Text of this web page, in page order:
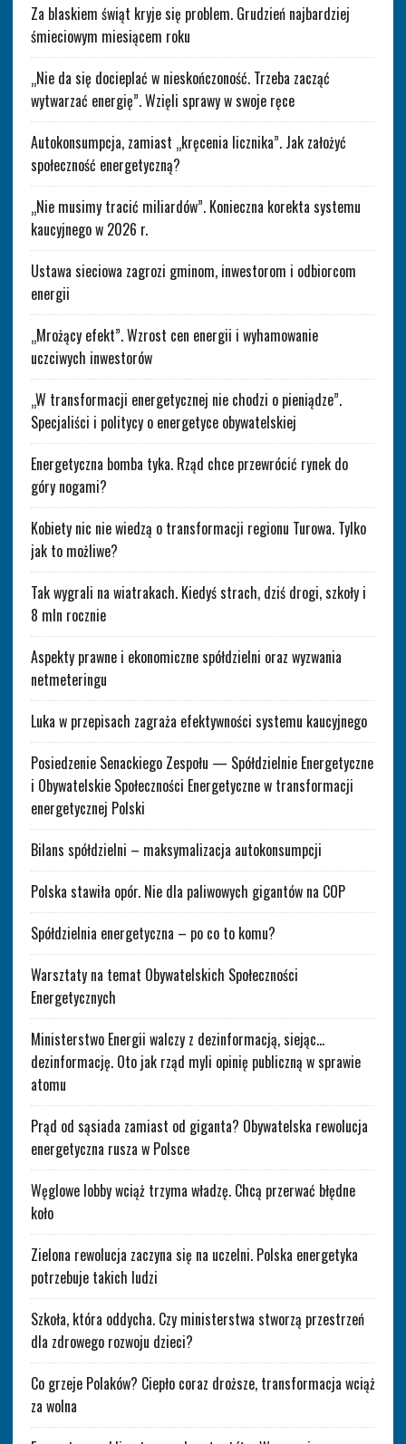
Za blaskiem świąt kryje się problem. Grudzień najbardziej
śmieciowym miesiącem roku
„Nie da się docieplać w nieskończoność. Trzeba zacząć
wytwarzać energię”. Wzięli sprawy w swoje ręce
Autokonsumpcja, zamiast „kręcenia licznika”. Jak założyć
społeczność energetyczną?
„Nie musimy tracić miliardów”. Konieczna korekta systemu
kaucyjnego w 2026 r.
Ustawa sieciowa zagrozi gminom, inwestorom i odbiorcom
energii
„Mrożący efekt”. Wzrost cen energii i wyhamowanie
uczciwych inwestorów
„W transformacji energetycznej nie chodzi o pieniądze”.
Specjaliści i politycy o energetyce obywatelskiej
Energetyczna bomba tyka. Rząd chce przewrócić rynek do
góry nogami?
Kobiety nic nie wiedzą o transformacji regionu Turowa. Tylko
jak to możliwe?
Tak wygrali na wiatrakach. Kiedyś strach, dziś drogi, szkoły i
8 mln rocznie
Aspekty prawne i ekonomiczne spółdzielni oraz wyzwania
netmeteringu
Luka w przepisach zagraża efektywności systemu kaucyjnego
Posiedzenie Senackiego Zespołu — Spółdzielnie Energetyczne
i Obywatelskie Społeczności Energetyczne w transformacji
energetycznej Polski
Bilans spółdzielni – maksymalizacja autokonsumpcji
Polska stawiła opór. Nie dla paliwowych gigantów na COP
Spółdzielnia energetyczna – po co to komu?
Warsztaty na temat Obywatelskich Społeczności
Energetycznych
Ministerstwo Energii walczy z dezinformacją, siejąc…
dezinformację. Oto jak rząd myli opinię publiczną w sprawie
atomu
Prąd od sąsiada zamiast od giganta? Obywatelska rewolucja
energetyczna rusza w Polsce
Węglowe lobby wciąż trzyma władzę. Chcą przerwać błędne
koło
Zielona rewolucja zaczyna się na uczelni. Polska energetyka
potrzebuje takich ludzi
Szkoła, która oddycha. Czy ministerstwa stworzą przestrzeń
dla zdrowego rozwoju dzieci?
Co grzeje Polaków? Ciepło coraz droższe, transformacja wciąż
za wolna